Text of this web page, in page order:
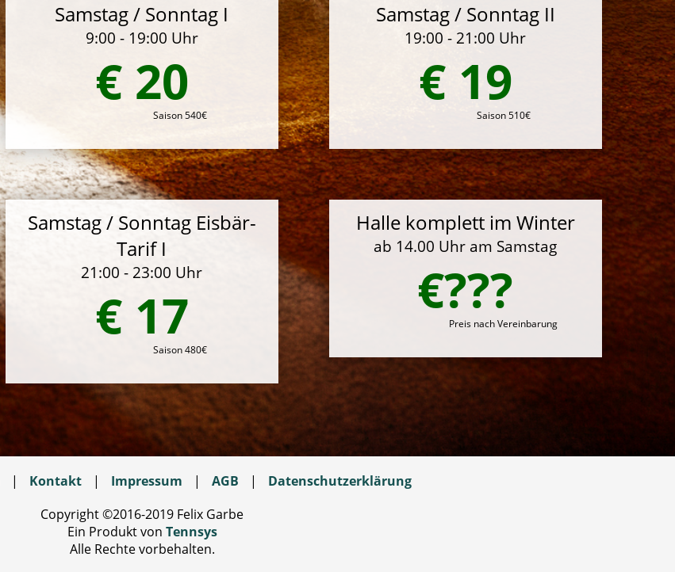
Samstag / Sonntag I
9:00 - 19:00 Uhr
€ 20
Saison 540€
Samstag / Sonntag II
19:00 - 21:00 Uhr
€ 19
Saison 510€
Samstag / Sonntag Eisbär-
Tarif I
21:00 - 23:00 Uhr
€ 17
Saison 480€
Halle komplett im Winter
ab 14.00 Uhr am Samstag
€???
Preis nach Vereinbarung
| Kontakt | Impressum | AGB |
Datenschutzerklärung
Copyright ©2016-2019 Felix Garbe
Ein Produkt von Tennsys
Alle Rechte vorbehalten.